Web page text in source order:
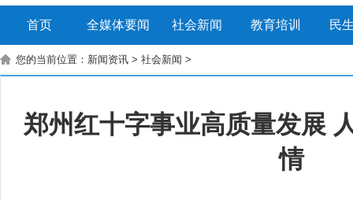
首页 全媒体要闻 社会新闻 教育培训 民
您的当前位置： 新闻资讯 > 社会新闻 >
郑州红十字事业高质量发展
情